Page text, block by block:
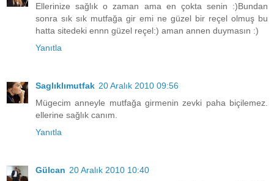
Ellerinize sağlık o zaman ama en çokta senin :)Bundan
sonra sık sık mutfağa gir emi ne güzel bir reçel olmuş bu
hatta sitedeki ennn güzel reçel:) aman annen duymasın :)
Yanıtla
Saglıklımutfak 20 Aralık 2010 09:56
Mügecim anneyle mutfağa girmenin zevki paha biçilemez.
ellerine sağlık canım.
Yanıtla
Gülcan 20 Aralık 2010 10:40